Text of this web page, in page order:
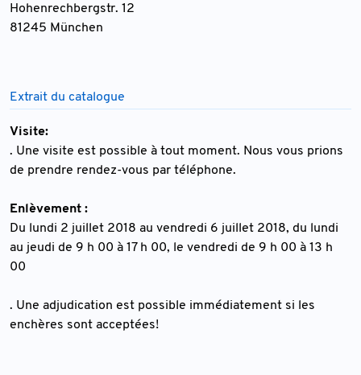
Hohenrechbergstr. 12
81245 München
Extrait du catalogue
Visite:
. Une visite est possible à tout moment. Nous vous prions
de prendre rendez-vous par téléphone.
Enlèvement :
Du lundi 2 juillet 2018 au vendredi 6 juillet 2018, du lundi
au jeudi de 9 h 00 à 17 h 00, le vendredi de 9 h 00 à 13 h
00
. Une adjudication est possible immédiatement si les
enchères sont acceptées!